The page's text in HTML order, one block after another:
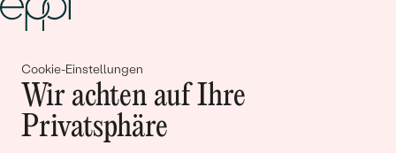
Cookie-Einstellungen
Wir achten auf Ihre
Privatsphäre
Gemeinsam erschaffen wir
Geschichten von Schönheit und
Liebe